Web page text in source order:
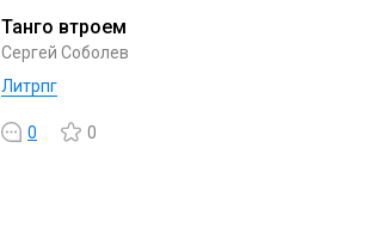
Танго втроем
Сергей Соболев
Литрпг
0 0